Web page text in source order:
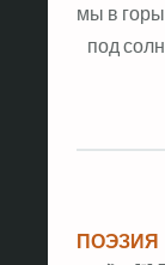
мы в
под
ПОЭЗИЯ